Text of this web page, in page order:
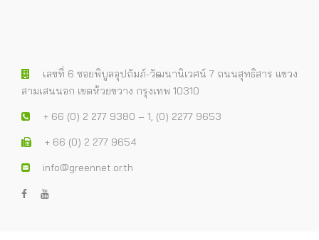
เลขที่ 6 ซอยพิบูลอุปถัมภ์-วัฒนานิเวศน์ 7 ถนนสุทธิสาร แขวง
สามเสนนอก เขตห้วยขวาง กรุงเทพ 10310
+ 66 (0) 2 277 9380 – 1, (0) 2277 9653
+ 66 (0) 2 277 9654
info@greennet.or.th